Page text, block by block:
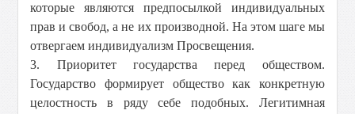
которые являются предпосылкой индивидуальных
прав и свобод, а не их производной. На этом шаге мы
отвергаем индивидуализм Просвещения.
3. Приоритет государства перед обществом.
Государство формирует общество как конкретную
целостность в ряду себе подобных. Легитимная